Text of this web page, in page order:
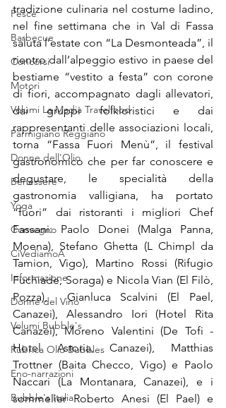
Pesce
Barbecue
Concorsi
Motori
Volumi La Madia Travelfood
Parmigiano Reggiano
Donne dell'Olio
Benessere
Yoga
Convegno
CiVediamoA
Informazione
Donne del Vino
Volumi Bubble's
Rubrica Olio Bubbles
Eno-narrazioni
Bubble's Italia
tradizione culinaria nel costume ladino,
nel fine settimana che in Val di Fassa
saluta l’estate con “La Desmonteada”, il
rientro dall’alpeggio estivo in paese del
bestiame “vestito a festa” con corone
di fiori, accompagnato dagli allevatori,
dai gruppi folkloristici e dai
rappresentanti delle associazioni locali,
torna “Fassa Fuori Menù”, il festival
gastronomico che per far conoscere e
degustare, le specialità della
gastronomia valligiana, ha portato
“fuori” dai ristoranti i migliori Chef
Fassani: Paolo Donei (Malga Panna,
Moena), Stefano Ghetta (L Chimpl da
Tamion, Vigo), Martino Rossi (Rifugio
Fuchiade, Soraga) e Nicola Vian (El Filò,
Pozza),  Gianluca Scalvini (El Pael,
Canazei), Alessandro Iori (Hotel Rita
Canazei), Moreno Valentini (De Tofi -
Hotel Astoria, Canazei), Matthias
Trottner (Baita Checco, Vigo) e Paolo
Naccari (La Montanara, Canazei), e i
sommelier Roberto Anesi (El Pael) e